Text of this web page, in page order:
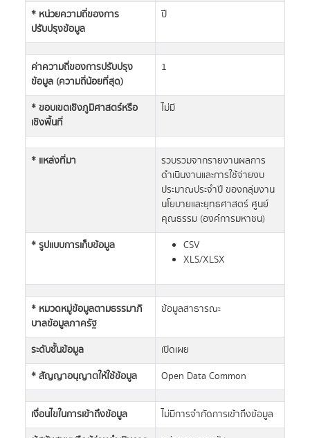
* หน่วยความถี่ของการ
ปรับปรุงข้อมูล
ปี
ค่าความถี่ของการปรับปรุง
ข้อมูล (ความถี่น้อยที่สุด)
1
* ขอบเขตเชิงภูมิศาสตร์หรือ
เชิงพื้นที่
ไม่มี
* แหล่งที่มา
รวบรวมจากรายงานผลการ
ดำเนินงานและการใช้จ่ายงบ
ประมาณประจำปี ของกลุ่มงาน
นโยบายและยุทธศาสตร์ ศูนย์
คุณธรรม (องค์การมหาชน)
* รูปแบบการเก็บข้อมูล
CSV
XLS/XLSX
* หมวดหมู่ข้อมูลตามธรรมาภิ
บาลข้อมูลภาครัฐ
ข้อมูลสาธารณะ
ระดับชั้นข้อมูล
เปิดเผย
* สัญญาอนุญาตให้ใช้ข้อมูล
Open Data Common
เงื่อนไขในการเข้าถึงข้อมูล
ไม่มีการจำกัดการเข้าถึงข้อมูล